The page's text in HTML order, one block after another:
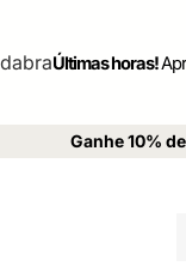
Últimas horas!
Ganhe 10%